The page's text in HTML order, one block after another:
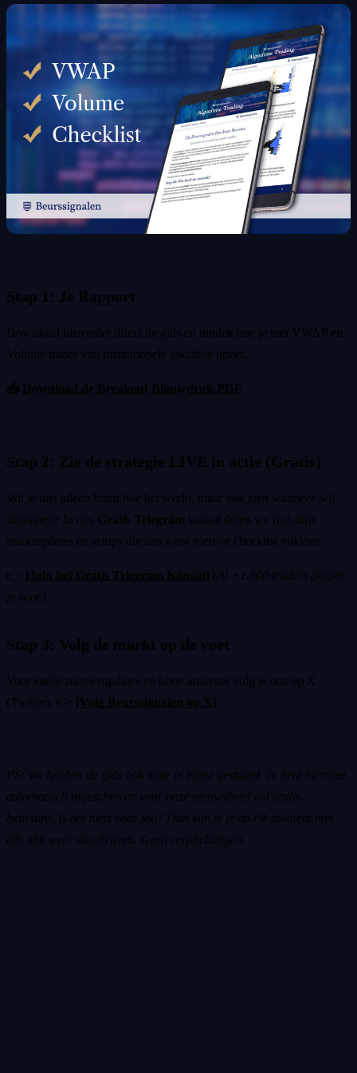
Stap 1: Je Rapport
Download hieronder direct de gids en ontdek hoe je met VWAP en
Volume trades van institutionele kwaliteit opzet.
📥 Download de Breakout Blauwdruk PDF
Stap 2: Zie de strategie LIVE in actie (Gratis)
Wil je niet alleen lezen hoe het werkt, maar ook zien wanneer wij
instappen? In ons Gratis Telegram kanaal delen we real-time
marktupdates en setups die aan jouw nieuwe checklist voldoen.
👉 [Join het Gratis Telegram Kanaal] (Al +1.500 traders gingen
je voor)
Stap 3: Volg de markt op de voet
Voor snelle nieuwsupdates en korte analyses volg je ons op X
(Twitter). 👉
[Volg Beurssignalen op X]
PS: We hebben de gids ook naar je inbox gestuurd. Je bent hiermee
automatisch ingeschreven voor onze nieuwsbrief vol gratis
beurstips. Is het niets voor jou? Dan kun je je op elk moment met
één klik weer uitschrijven. Geen verplichtingen.